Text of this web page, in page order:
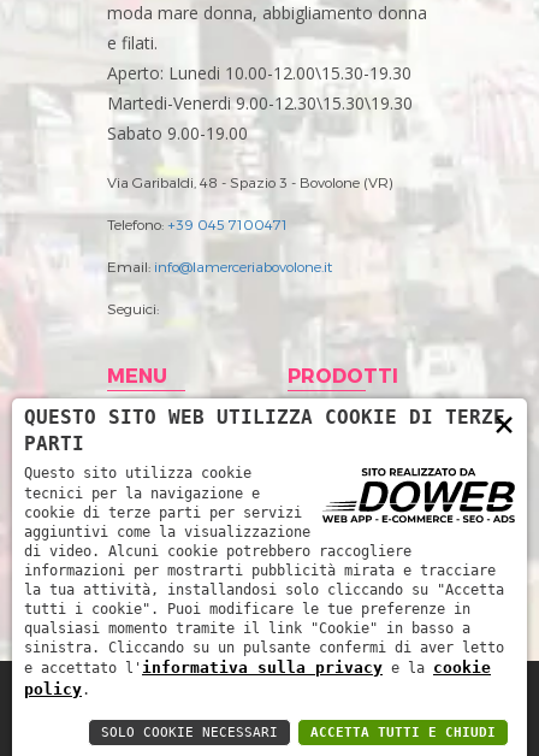
moda mare donna, abbigliamento donna
e filati.
Aperto: Lunedi 10.00-12.00\15.30-19.30
Martedi-Venerdi 9.00-12.30\15.30\19.30
Sabato 9.00-19.00
Via Garibaldi, 48 - Spazio 3 - Bovolone (VR)
Telefono: +39 045 7100471
Email: info@lamerceriabovolone.it
Seguici:
MENU
Home
Storia
Prodotti
News
Contatti
PRODOTTI
Abbigliamento
Accessori merceria
Filati
Intimo Donna
Intimo uomo
Mare
Marinella snc - P.IVA: 03252510239 -
×
QUESTO SITO WEB UTILIZZA COOKIE DI TERZE
PARTI
Questo sito utilizza cookie
tecnici per la navigazione e
cookie di terze parti per servizi
aggiuntivi come la visualizzazione
di video. Alcuni cookie potrebbero raccogliere
informazioni per mostrarti pubblicità mirata e tracciare
la tua attività, installandosi solo cliccando su "Accetta
tutti i cookie". Puoi modificare le tue preferenze in
qualsiasi momento tramite il link "Cookie" in basso a
sinistra. Cliccando su un pulsante confermi di aver letto
e accettato l' informativa sulla privacy e la cookie
policy.
ACCETTA TUTTI E CHIUDI
SOLO COOKIE NECESSARI